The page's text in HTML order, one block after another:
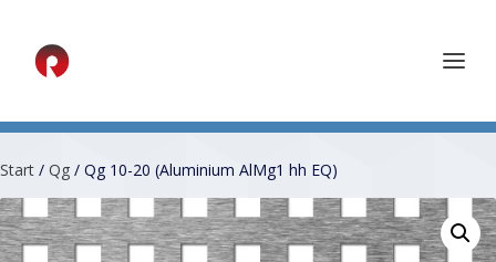
Start / Qg / Qg 10-20 (Aluminium AlMg1 hh EQ)